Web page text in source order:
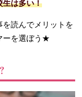
生は多い！
を読んでメリットを
ーを選ぼう★